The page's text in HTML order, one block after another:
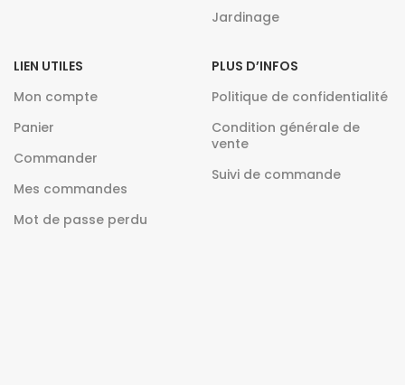
Jardinage
LIEN UTILES
Mon compte
Panier
Commander
Mes commandes
Mot de passe perdu
PLUS D’INFOS
Politique de confidentialité
Condition générale de
vente
Suivi de commande